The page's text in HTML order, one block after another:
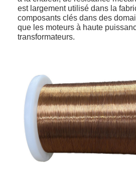
À propos de nous
Visite de l'usine
Nous contacter
Nouvelles
Les affaires
Demandez un devis
est largement utilisé dans la
composants clés dans des
que les moteurs à haute
transformateurs.